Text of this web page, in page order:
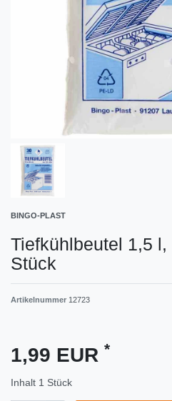
BINGO-PLAST
Tiefkühlbeutel 1,5
Stück
Artikelnummer 12723
1,99 EUR *
Inhalt 1 Stück